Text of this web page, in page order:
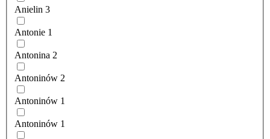
Anielin 3
Antonie 1
Antonina 2
Antoninów 2
Antoninów 1
Antoninów 1